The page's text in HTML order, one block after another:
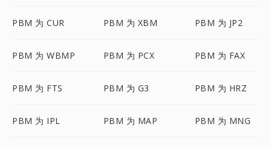
PBM 为 CUR PBM 为 XBM PBM 为 JP2
PBM 为 WBMP PBM 为 PCX PBM 为 FAX
PBM 为 FTS PBM 为 G3 PBM 为 HRZ
PBM 为 IPL PBM 为 MAP PBM 为 MNG